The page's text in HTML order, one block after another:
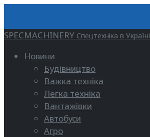
SPECMACHINERY Спецтехніка в Україні
Новини
Будівництво
Важка техніка
Легка техніка
Вантажівки
Автобуси
Агро